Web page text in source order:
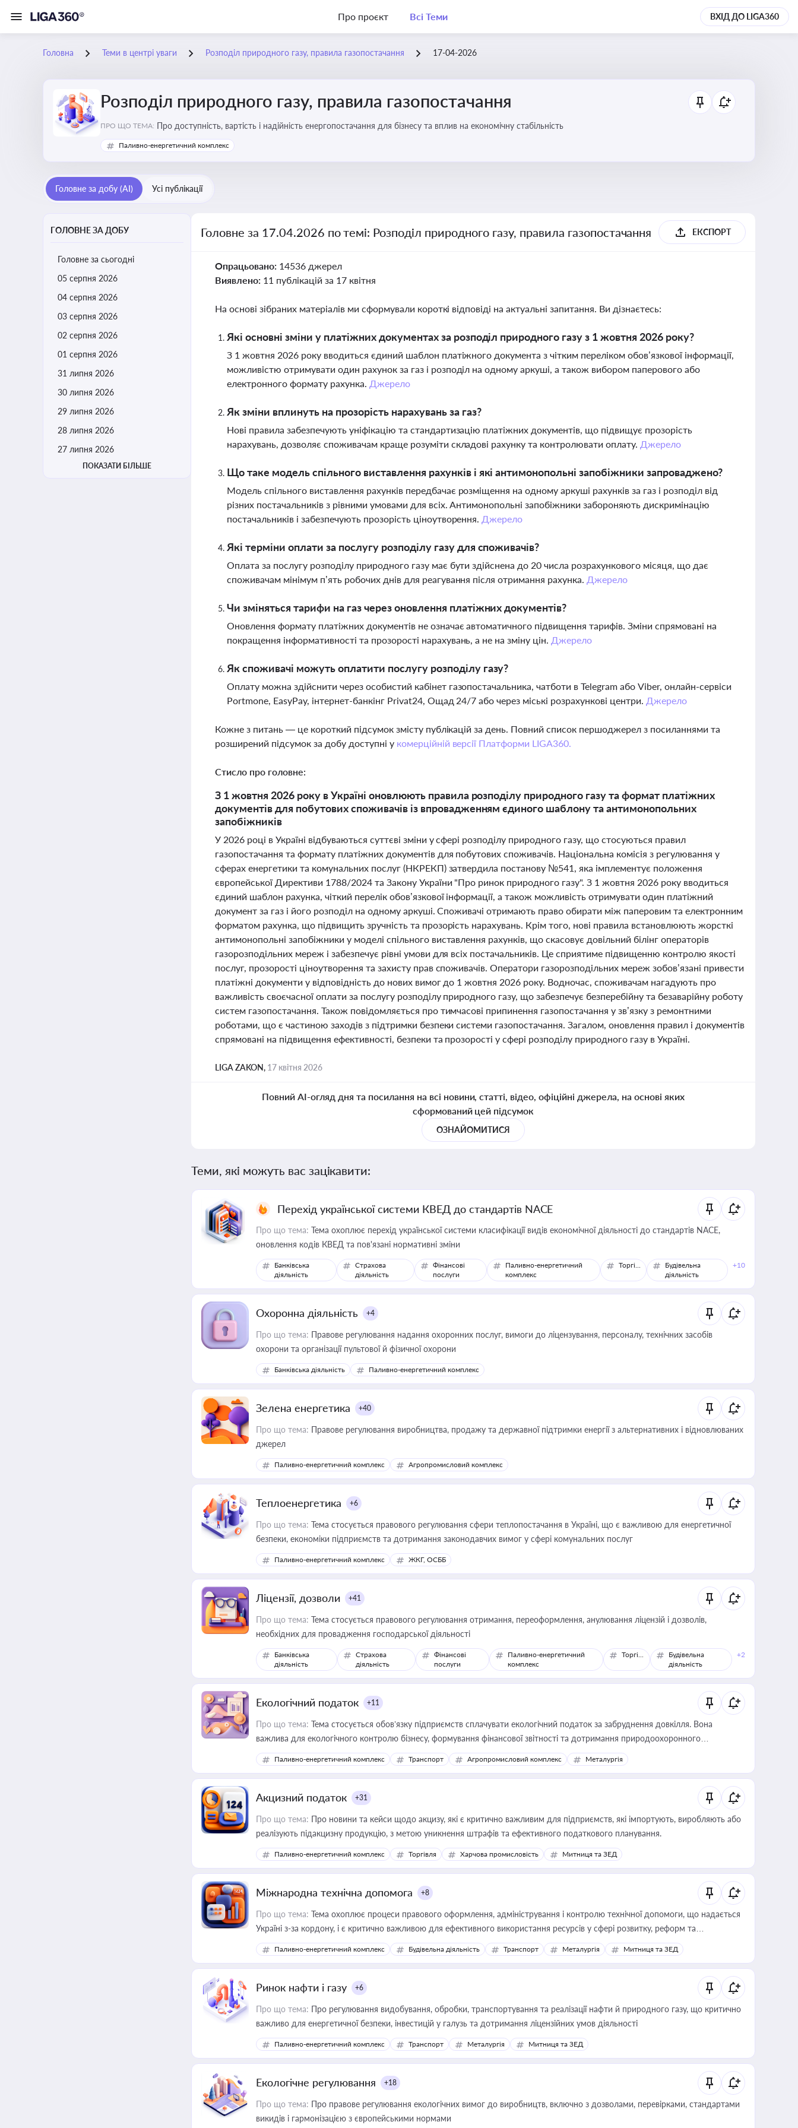
Про проєкт Всі Теми ВХІД ДО LIGA360
Головна Теми в центрі уваги Розподіл природного газу, правила газопостачання 17-04-2026
Розподіл природного газу, правила газопостачання
ПРО ЩО ТЕМА: Про доступність, вартість і надійність енергопостачання для бізнесу та вплив на економічну стабільність
Паливно-енергетичний комплекс
Головне за добу (AI) Усі публікації
ГОЛОВНЕ ЗА ДОБУ
Головне за сьогодні
05 серпня 2026
04 серпня 2026
03 серпня 2026
02 серпня 2026
01 серпня 2026
31 липня 2026
30 липня 2026
29 липня 2026
28 липня 2026
27 липня 2026
ПОКАЗАТИ БІЛЬШЕ
Головне за 17.04.2026 по темі: Розподіл природного газу, правила газопостачання ЕКСПОРТ
Опрацьовано: 14536 джерел
Виявлено: 11 публікацій за 17 квітня
На основі зібраних матеріалів ми сформували короткі відповіді на актуальні запитання. Ви дізнаєтесь:
Які основні зміни у платіжних документах за розподіл природного газу з 1 жовтня 2026 року?
З 1 жовтня 2026 року вводиться єдиний шаблон платіжного документа з чітким переліком обов’язкової інформації,
можливістю отримувати один рахунок за газ і розподіл на одному аркуші, а також вибором паперового або
електронного формату рахунка. Джерело
Як зміни вплинуть на прозорість нарахувань за газ?
Нові правила забезпечують уніфікацію та стандартизацію платіжних документів, що підвищує прозорість
нарахувань, дозволяє споживачам краще розуміти складові рахунку та контролювати оплату. Джерело
Що таке модель спільного виставлення рахунків і які антимонопольні запобіжники запроваджено?
Модель спільного виставлення рахунків передбачає розміщення на одному аркуші рахунків за газ і розподіл від
різних постачальників з рівними умовами для всіх. Антимонопольні запобіжники забороняють дискримінацію
постачальників і забезпечують прозорість ціноутворення. Джерело
Які терміни оплати за послугу розподілу газу для споживачів?
Оплата за послугу розподілу природного газу має бути здійснена до 20 числа розрахункового місяця, що дає
споживачам мінімум п’ять робочих днів для реагування після отримання рахунка. Джерело
Чи зміняться тарифи на газ через оновлення платіжних документів?
Оновлення формату платіжних документів не означає автоматичного підвищення тарифів. Зміни спрямовані на
покращення інформативності та прозорості нарахувань, а не на зміну цін. Джерело
Як споживачі можуть оплатити послугу розподілу газу?
Оплату можна здійснити через особистий кабінет газопостачальника, чатботи в Telegram або Viber, онлайн-сервіси
Portmone, EasyPay, інтернет-банкінг Privat24, Ощад 24/7 або через міські розрахункові центри. Джерело
Кожне з питань — це короткий підсумок змісту публікацій за день. Повний список першоджерел з посиланнями та
розширений підсумок за добу доступні у комерційній версії Платформи LIGA360.
Стисло про головне:
З 1 жовтня 2026 року в Україні оновлюють правила розподілу природного газу та формат платіжних
документів для побутових споживачів із впровадженням єдиного шаблону та антимонопольних
запобіжників
У 2026 році в Україні відбуваються суттєві зміни у сфері розподілу природного газу, що стосуються правил
газопостачання та формату платіжних документів для побутових споживачів. Національна комісія з регулювання у
сферах енергетики та комунальних послуг (НКРЕКП) затвердила постанову №541, яка імплементує положення
європейської Директиви 1788/2024 та Закону України "Про ринок природного газу". З 1 жовтня 2026 року вводиться
єдиний шаблон рахунка, чіткий перелік обов’язкової інформації, а також можливість отримувати один платіжний
документ за газ і його розподіл на одному аркуші. Споживачі отримають право обирати між паперовим та електронним
форматом рахунка, що підвищить зручність та прозорість нарахувань. Крім того, нові правила встановлюють жорсткі
антимонопольні запобіжники у моделі спільного виставлення рахунків, що скасовує довільний білінг операторів
газорозподільних мереж і забезпечує рівні умови для всіх постачальників. Це сприятиме підвищенню контролю якості
послуг, прозорості ціноутворення та захисту прав споживачів. Оператори газорозподільних мереж зобов’язані привести
платіжні документи у відповідність до нових вимог до 1 жовтня 2026 року. Водночас, споживачам нагадують про
важливість своєчасної оплати за послугу розподілу природного газу, що забезпечує безперебійну та безаварійну роботу
систем газопостачання. Також повідомляється про тимчасові припинення газопостачання у зв’язку з ремонтними
роботами, що є частиною заходів з підтримки безпеки системи газопостачання. Загалом, оновлення правил і документів
спрямовані на підвищення ефективності, безпеки та прозорості у сфері розподілу природного газу в Україні.
LIGA ZAKON, 17 квітня 2026
Повний AI-огляд дня та посилання на всі новини, статті, відео, офіційні джерела, на основі яких
сформований цей підсумок
ОЗНАЙОМИТИСЯ
Теми, які можуть вас зацікавити:
Перехід української системи КВЕД до стандартів NACE
Про що тема: Тема охоплює перехід української системи класифікації видів економічної діяльності до стандартів NACE,
оновлення кодів КВЕД та пов'язані нормативні зміни
Банківська
діяльність
Страхова
діяльність
Фінансові
послуги
Паливно-енергетичний
комплекс
Торгівля
Будівельна
діяльність
+10
Охоронна діяльність +4
Про що тема: Правове регулювання надання охоронних послуг, вимоги до ліцензування, персоналу, технічних засобів
охорони та організації пультової й фізичної охорони
Банківська діяльність Паливно-енергетичний комплекс
Зелена енергетика +40
Про що тема: Правове регулювання виробництва, продажу та державної підтримки енергії з альтернативних і відновлюваних
джерел
Паливно-енергетичний комплекс Агропромисловий комплекс
Теплоенергетика +6
Про що тема: Тема стосується правового регулювання сфери теплопостачання в Україні, що є важливою для енергетичної
безпеки, економіки підприємств та дотримання законодавчих вимог у сфері комунальних послуг
Паливно-енергетичний комплекс ЖКГ, ОСББ
Ліцензії, дозволи +41
Про що тема: Тема стосується правового регулювання отримання, переоформлення, анулювання ліцензій і дозволів,
необхідних для провадження господарської діяльності
Банківська
діяльність
Страхова
діяльність
Фінансові
послуги
Паливно-енергетичний
комплекс
Торгівля
Будівельна
діяльність
+2
Екологічний податок +11
Про що тема: Тема стосується обов’язку підприємств сплачувати екологічний податок за забруднення довкілля. Вона
важлива для екологічного контролю бізнесу, формування фінансової звітності та дотримання природоохоронного
законодавства
Паливно-енергетичний комплекс Транспорт Агропромисловий комплекс Металургія
Акцизний податок +31
Про що тема: Про новини та кейси щодо акцизу, які є критично важливим для підприємств, які імпортують, виробляють або
реалізують підакцизну продукцію, з метою уникнення штрафів та ефективного податкового планування.
Паливно-енергетичний комплекс Торгівля Харчова промисловість Митниця та ЗЕД
Міжнародна технічна допомога +8
Про що тема: Тема охоплює процеси правового оформлення, адміністрування і контролю технічної допомоги, що надається
Україні з-за кордону, і є критично важливою для ефективного використання ресурсів у сфері розвитку, реформ та
інфраструктурних проєктів
Паливно-енергетичний комплекс Будівельна діяльність Транспорт Металургія Митниця та ЗЕД
Ринок нафти і газу +6
Про що тема: Про регулювання видобування, обробки, транспортування та реалізації нафти й природного газу, що критично
важливо для енергетичної безпеки, інвестицій у галузь та дотримання ліцензійних умов діяльності
Паливно-енергетичний комплекс Транспорт Металургія Митниця та ЗЕД
Екологічне регулювання +18
Про що тема: Про правове регулювання екологічних вимог до виробництв, включно з дозволами, перевірками, стандартами
викидів і гармонізацією з європейськими нормами